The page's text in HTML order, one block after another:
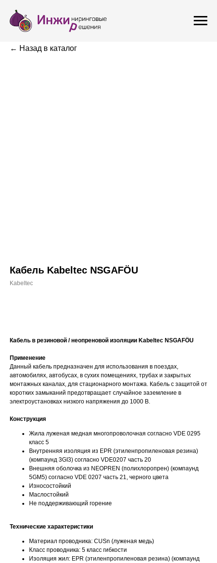
← Назад в каталог
Кабель Kabeltec NSGAFÖU
Kabeltec
Кабель в резиновой / неопреновой изоляции Kabeltec NSGAFÖU
Применение
Данный кабель предназначен для использования в поездах,
автомобилях, автобусах, в сухих помещениях, трубах и закрытых
монтажных каналах, для стационарного монтажа. Кабель с защитой от
коротких замыканий предотвращает случайное заземление в
электроустановках низкого напряжения до 1000 В.
Конструкция
Жила луженая медная многопроволочная согласно VDE 0295
класс 5
Внутренняя изоляция из EPR (этиленпропиленовая резина)
(компаунд 3GI3) согласно VDE0207 часть 20
Внешняя оболочка из NEOPREN (полихлоропрен) (компаунд
5GM5) согласно VDE 0207 часть 21, черного цвета
Износостойкий
Маслостойкий
Не поддерживающий горение
Технические характеристики
Материал проводника: CUSn (луженая медь)
Класс проводника: 5 класс гибкости
Изоляция жил: EPR (этиленпропиленовая резина) (компаунд